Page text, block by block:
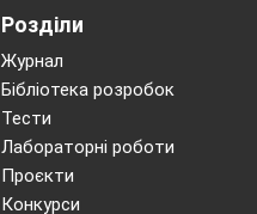
Розділи
Журнал
Бібліотека розробок
Тести
Лабораторні роботи
Проєкти
Конкурси